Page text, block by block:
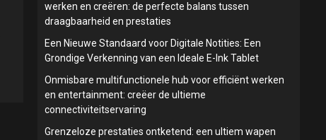
werken en creëren: de perfecte balans tussen
draagbaarheid en prestaties
Een Nieuwe Standaard voor Digitale Notities: Een
Grondige Verkenning van een Ideale E-Ink Tablet
Onmisbare multifunctionele hub voor efficiënt werken
en entertainment: creëer de ultieme
connectiviteitservaring
Grenzeloze prestaties ontketend: een ultiem wapen